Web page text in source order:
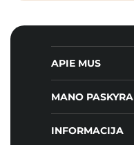
APIE MUS
MANO PASKYRA
INFORMACIJA